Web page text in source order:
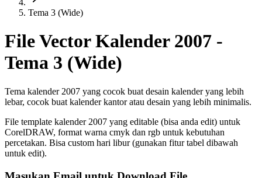
Tema 3 (Wide)
File Vector Kalender 2007 -
Tema 3 (Wide)
Tema kalender 2007 yang cocok buat desain kalender yang lebih
lebar, cocok buat kalender kantor atau desain yang lebih minimalis.
File template kalender 2007 yang editable (bisa anda edit) untuk
CorelDRAW, format warna cmyk dan rgb untuk kebutuhan
percetakan. Bisa custom hari libur (gunakan fitur tabel dibawah
untuk edit).